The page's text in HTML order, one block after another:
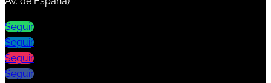
Seguir
Seguir
Seguir
Seguir